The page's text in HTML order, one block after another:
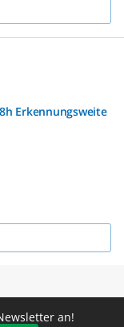
Erkennungsweite
an!